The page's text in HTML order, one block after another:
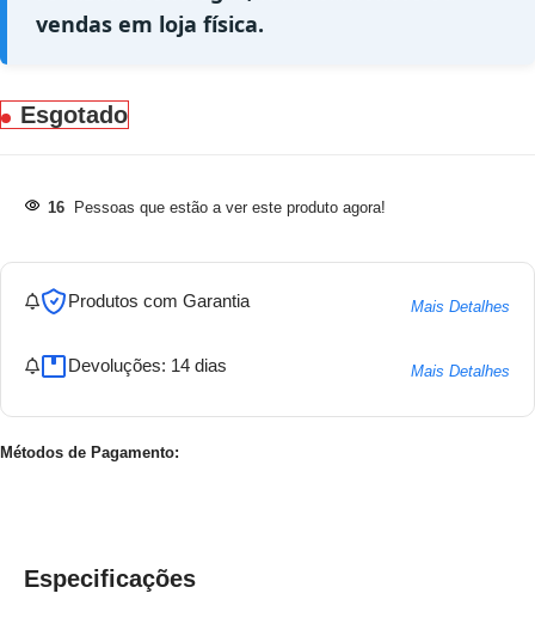
vendas em loja física.
Esgotado
16 Pessoas que estão a ver este produto agora!
Produtos com Garantia Mais Detalhes
Devoluções: 14 dias Mais Detalhes
Métodos de Pagamento:
Especificações